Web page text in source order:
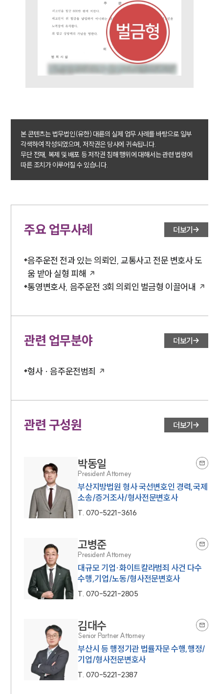
형사 주요 업무사례
사례분석/최신동향
형사 법률정보
법률지식인
형사소송·상담후기
업무분야
구성원 소개
형사전문변호사
법률 블로그
뉴스레터/브로슈어
세미나
대륜법률상담예약
본 콘텐츠는 법무법인(유한) 대륜의 실제 업무 사례를 바탕으로 일부
각색하여 작성되었으며, 저작권은 당사에 귀속됩니다.
무단 전재, 복제 및 배포 등 저작권 침해 행위에 대해서는 관련 법령에
따른 조치가 이루어질 수 있습니다.
주요 업무사례 더보기
음주운전 전과 있는 의뢰인, 교통사고 전문 변호사 도
움 받아 실형 피해
통영변호사, 음주운전 3회 의뢰인 벌금형 이끌어내
관련 업무분야 더보기
형사 · 음주운전범죄
관련 구성원 더보기
박동일
President Attorney
부산지방법원 형사 국선변호인 경력,국제
소송/증거조사/형사전문변호사
T. 070-5221-3616
고병준
President Attorney
대규모 기업·화이트칼라범죄 사건 다수
수행,기업/노동/형사전문변호사
T. 070-5221-2805
김대수
Senior Partner Attorney
부산시 등 행정기관 법률자문 수행,행정/
기업/형사전문변호사
T. 070-5221-2387